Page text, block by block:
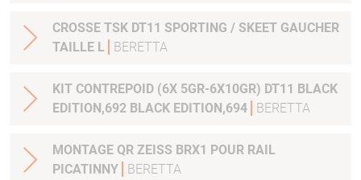
CROSSE TSK DT11 SPORTING / SKEET GAUCHER
TAILLE L
BERETTA
KIT CONTREPOID (6X 5GR-6X10GR) DT11 BLACK
EDITION,692 BLACK EDITION,694
BERETTA
MONTAGE QR ZEISS BRX1 POUR RAIL
PICATINNY
BERETTA